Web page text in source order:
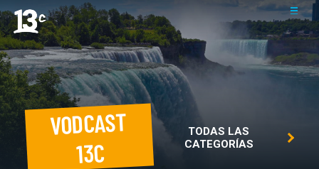
VODCAST
13C
TODAS LAS
CATEGORÍAS